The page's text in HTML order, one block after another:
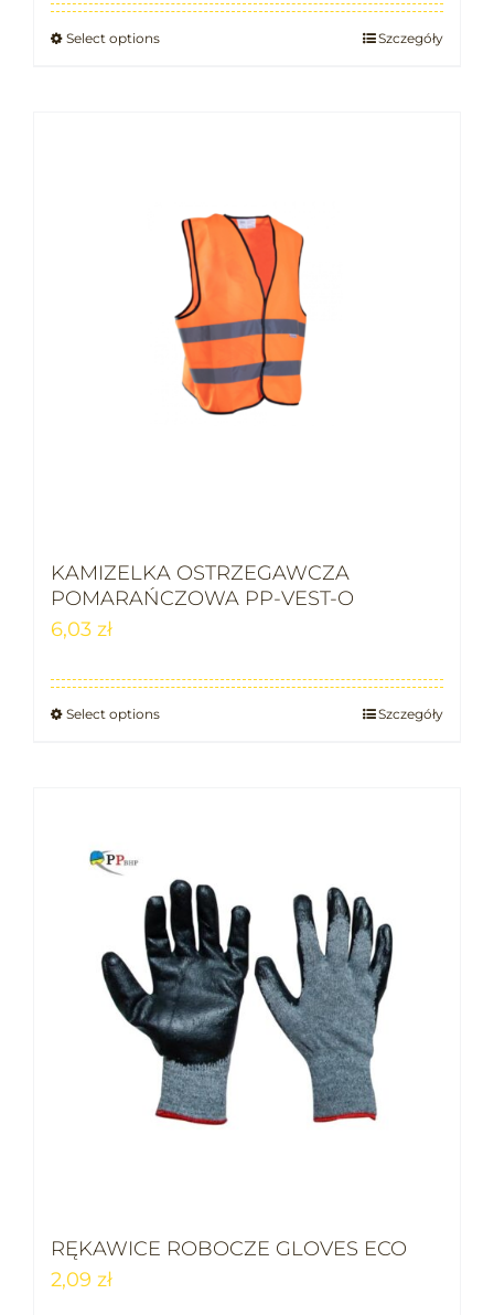
Select options Szczegóły
KAMIZELKA OSTRZEGAWCZA
POMARAŃCZOWA PP-VEST-O
6,03 zł
Select options Szczegóły
RĘKAWICE ROBOCZE GLOVES ECO
2,09 zł